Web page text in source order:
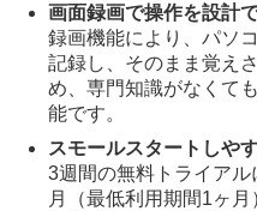
画面録画で操作を設計
録画機能により、パソ
記録し、そのまま覚え
め、専門知識がなくて
能です。
スモールスタートしや
3週間の無料トライア
月（最低利用期間1ヶ